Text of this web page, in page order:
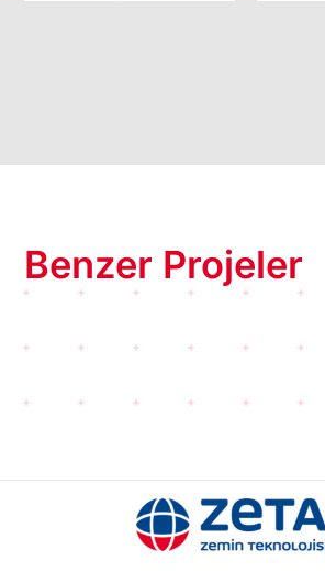
Benzer Projeler